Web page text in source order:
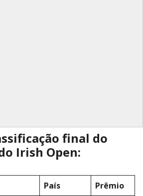
final do
Irish Open:
País Prêmio